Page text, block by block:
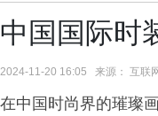
中国国际时
2024-11-20 16:05 来源： 互联
在中国时尚界的璀璨